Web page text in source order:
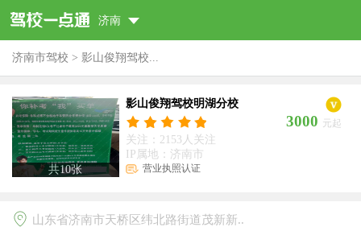
济南
济南市驾校 > 影山俊翔驾校...
共10张
影山俊翔驾校明湖分校
3000 元起
关注：2153人关注
IP属地：济南市
营业执照认证
山东省济南市天桥区纬北路街道茂新新..